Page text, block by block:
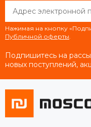
Нажимая на кнопку
Публичной оферты
Подпишитесь на
новых поступлений,